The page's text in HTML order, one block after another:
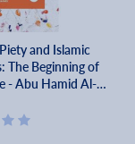
and Islamic
The Beginning of
- Abu Hamid Al-